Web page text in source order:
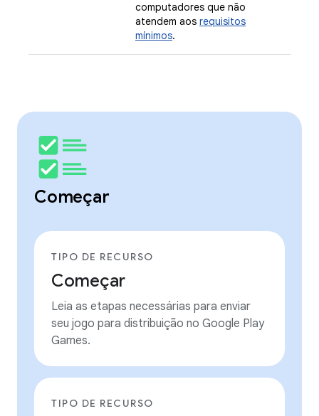
computadores que não
atendem aos requisitos
mínimos.
Começar
TIPO DE RECURSO
Começar
Leia as etapas necessárias para enviar
seu jogo para distribuição no Google Play
Games.
TIPO DE RECURSO